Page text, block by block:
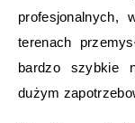
profesjonalnych,
terenach
bardzo szybkie
dużym